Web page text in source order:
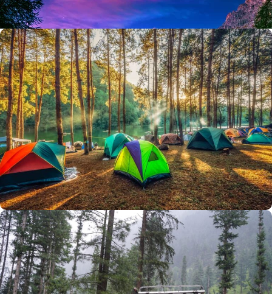
Büyük Yaz İndirimi
0
Günler
00
Hr
00
Min
00
SSK